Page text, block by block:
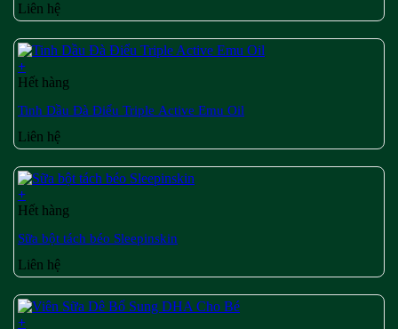
Liên hệ
+
Hết hàng
Tinh Dầu Đà Điểu Triple Active Emu Oil
Liên hệ
+
Hết hàng
Sữa bột tách béo Sleepinskin
Liên hệ
+